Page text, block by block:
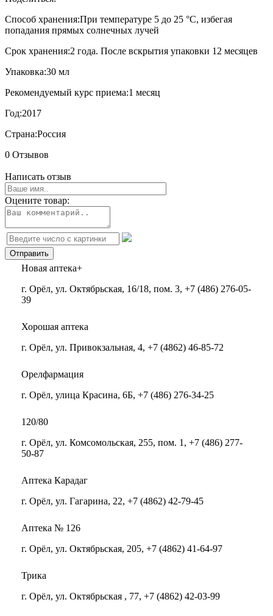
Способ хранения:При температуре 5 до 25 °C, избегая
попадания прямых солнечных лучей
Срок хранения:2 года. После вскрытия упаковки 12 месяцев
Упаковка:30 мл
Рекомендуемый курс приема:1 месяц
Год:2017
Страна:Россия
0 Отзывов
Написать отзыв
Оцените товар:
Новая аптека+
г. Орёл, ул. Октябрьская, 16/18, пом. 3, +7 (486) 276-05-
39
Хорошая аптека
г. Орёл, ул. Привокзальная, 4, +7 (4862) 46-85-72
Орелфармация
г. Орёл, улица Красина, 6Б, +7 (486) 276-34-25
120/80
г. Орёл, ул. Комсомольская, 255, пом. 1, +7 (486) 277-
50-87
Аптека Карадаг
г. Орёл, ул. Гагарина, 22, +7 (4862) 42-79-45
Аптека № 126
г. Орёл, ул. Октябрьская, 205, +7 (4862) 41-64-97
Трика
г. Орёл, ул. Октябрьская , 77, +7 (4862) 42-03-99